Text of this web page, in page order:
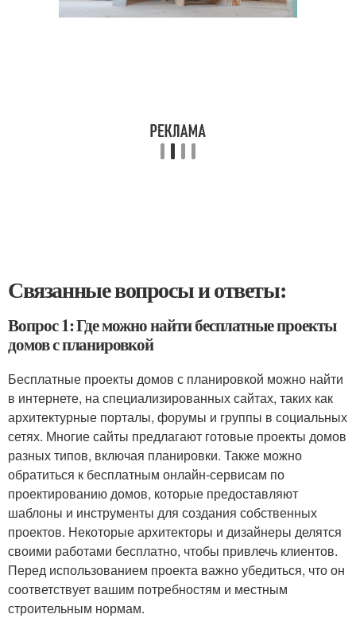
Связанные вопросы и ответы:
Вопрос 1: Где можно найти бесплатные проекты
домов с планировкой
Бесплатные проекты домов с планировкой можно найти
в интернете, на специализированных сайтах, таких как
архитектурные порталы, форумы и группы в социальных
сетях. Многие сайты предлагают готовые проекты домов
разных типов, включая планировки. Также можно
обратиться к бесплатным онлайн-сервисам по
проектированию домов, которые предоставляют
шаблоны и инструменты для создания собственных
проектов. Некоторые архитекторы и дизайнеры делятся
своими работами бесплатно, чтобы привлечь клиентов.
Перед использованием проекта важно убедиться, что он
соответствует вашим потребностям и местным
строительным нормам.